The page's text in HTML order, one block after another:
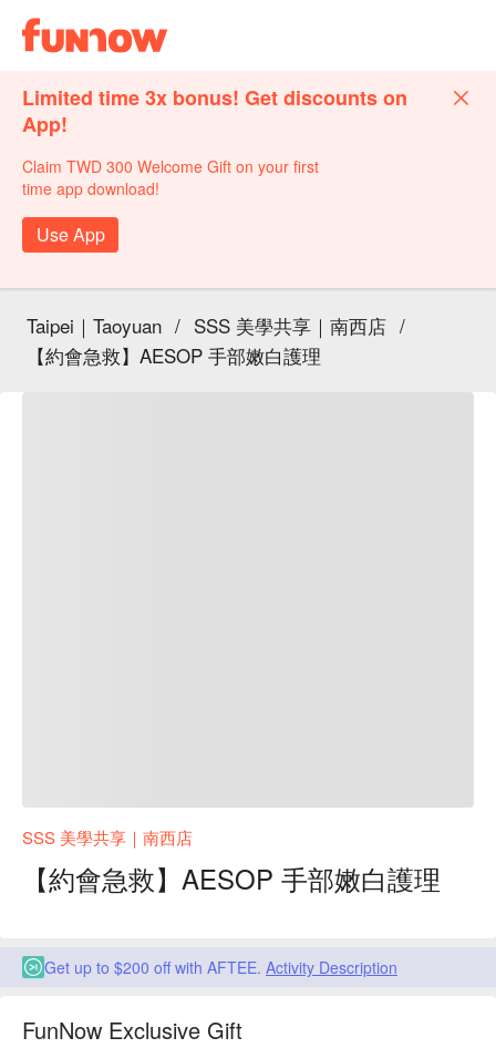
Limited time 3x bonus! Get discounts on
App!
Claim TWD 300 Welcome Gift on your first
time app download!
Use App
Taipei｜Taoyuan / SSS 美學共享｜南西店 /
【約會急救】AESOP 手部嫩白護理
SSS 美學共享｜南西店
【約會急救】AESOP 手部嫩白護理
Get up to $200 off with AFTEE. Activity Description
FunNow Exclusive Gift